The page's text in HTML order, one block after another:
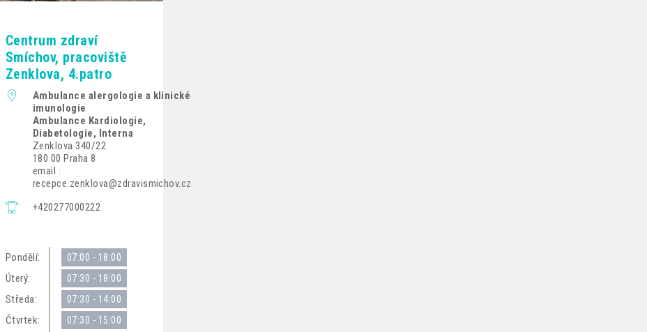
Centrum zdraví
Smíchov, pracoviště
Zenklova, 4.patro
Ambulance alergologie a klinické
imunologie
Ambulance Kardiologie,
Diabetologie, Interna
Zenklova 340/22
180 00 Praha 8
email :
recepce.zenklova@zdravismichov.cz
+420277000222
Pondělí: 07:00 - 18:00
Úterý: 07:30 - 18:00
Středa: 07:30 - 14:00
Čtvrtek: 07:30 - 15:00